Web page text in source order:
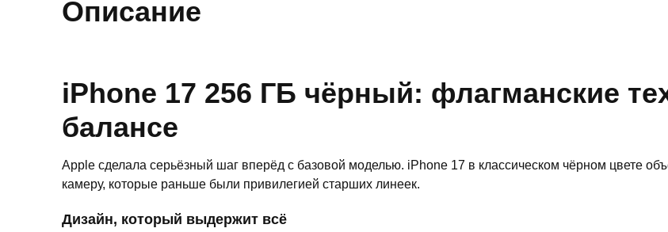
Описание
iPhone 17 256 ГБ чёрный: флагманские
балансе
Apple сделала серьёзный шаг вперёд с базовой моделью. iPhone 17 в классическом чёрном цвете
камеру, которые раньше были привилегией старших линеек.
Дизайн, который выдержит всё